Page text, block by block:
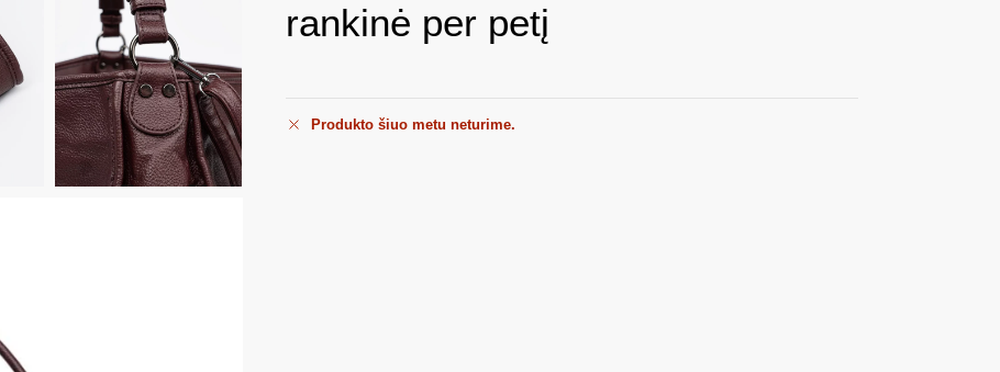
rankinė per petį
Produkto šiuo metu neturime.